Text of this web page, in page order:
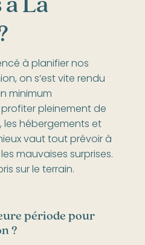
à planifier nos
on s’est vite rendu
minimum
pleinement de
les hébergements et
vaut tout prévoir à
mauvaises surprises.
sur le terrain.
période pour
?